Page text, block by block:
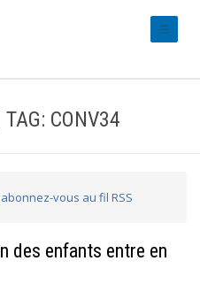
CONV34
vous au fil RSS
des enfants entre en